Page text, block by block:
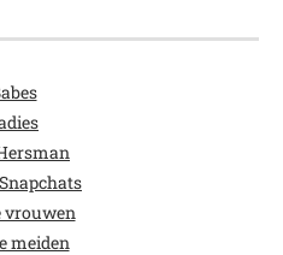
vrouwen
meiden